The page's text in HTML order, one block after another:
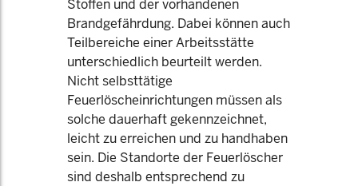
Stoffen und der vorhandenen
Brandgefährdung. Dabei können auch
Teilbereiche einer Arbeitsstätte
unterschiedlich beurteilt werden.
Nicht selbsttätige
Feuerlöscheinrichtungen müssen als
solche dauerhaft gekennzeichnet,
leicht zu erreichen und zu handhaben
sein. Die Standorte der Feuerlöscher
sind deshalb entsprechend zu